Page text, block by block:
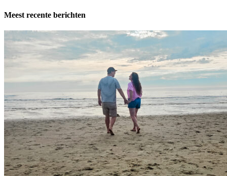
Meest recente berichten